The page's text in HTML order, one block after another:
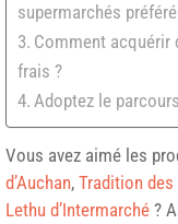
supermarchés
Comment acquérir
frais ?
Adoptez le
Vous avez aimé les
d’Auchan, Tradition
Lethu d’Intermarché ?